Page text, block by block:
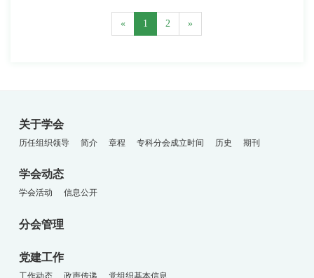
« 1 2 »
关于学会
历任组织领导 简介 章程 专科分会成立时间 历史 期刊
学会动态
学会活动 信息公开
分会管理
党建工作
工作动态 政声传递 党组织基本信息